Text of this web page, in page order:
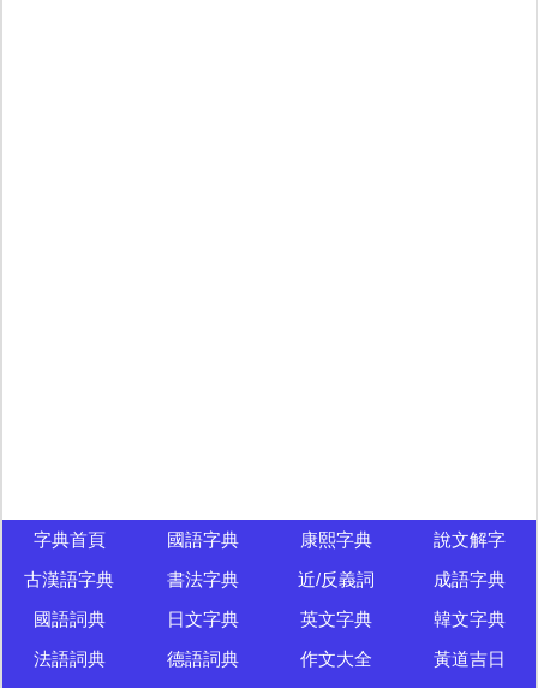
字典首頁 國語字典 康熙字典
說文解字
古漢語字典
書法字典 近/反義詞
成語字典
國語詞典
日文字典 英文字典
韓文字典
法語詞典
德語詞典 作文大全 黃道吉日